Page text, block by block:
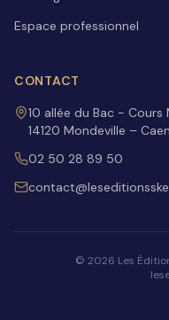
Espace professionnel
CONTACT
10 allée du Bac - Cours
14120 Mondeville – Caen
02 50 28 89 50
© 2026 Les